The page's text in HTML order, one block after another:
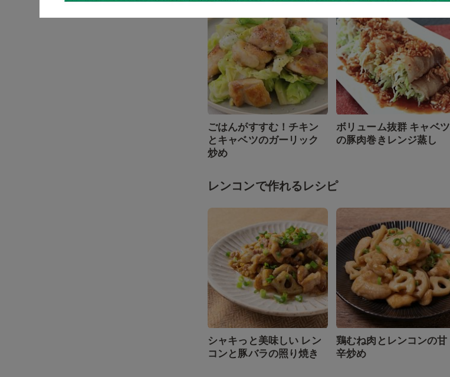
ごはんがすすむ！チキン
とキャベツのガーリック
炒め
ボリューム抜群 キャベツ
の豚肉巻きレンジ蒸し
レンコンで作れるレシピ
シャキっと美味しい レン
コンと豚バラの照り焼き
鶏むね肉とレンコンの甘
辛炒め